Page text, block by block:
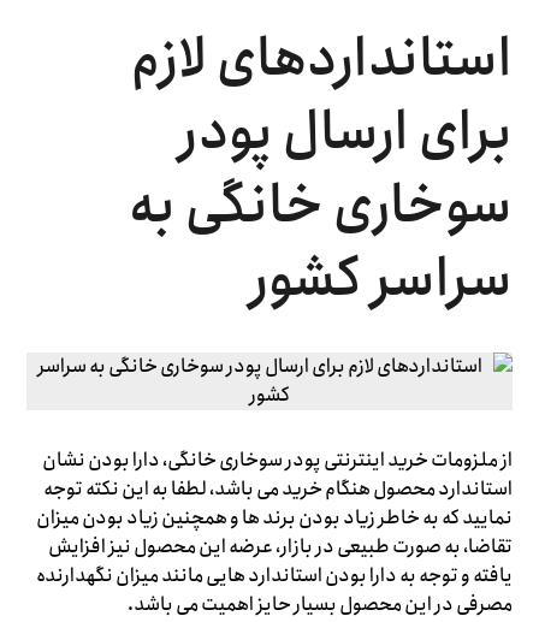
استانداردهای لازم
برای ارسال پودر
سوخاری خانگی به
سراسر کشور
از ملزومات خرید اینترنتی پودر سوخاری خانگی، دارا بودن نشان
استاندارد محصول هنگام خرید می باشد، لطفا به این نکته توجه
نمایید که به خاطر زیاد بودن برند ها و همچنین زیاد بودن میزان
تقاضا، به صورت طبیعی در بازار، عرضه این محصول نیز افزایش
یافته و توجه به دارا بودن استاندارد هایی مانند میزان نگهدارنده
مصرفی در این محصول بسیار حایز اهمیت می باشد.